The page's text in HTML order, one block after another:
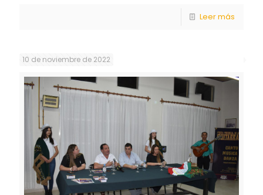
Leer más
10 de noviembre de 2022